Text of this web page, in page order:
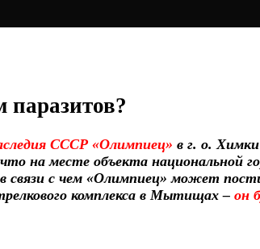
паразитов?
СССР «Олимпиец» в г. о.
на месте объекта национальной
с чем «Олимпиец» может
комплекса в Мытищах – он